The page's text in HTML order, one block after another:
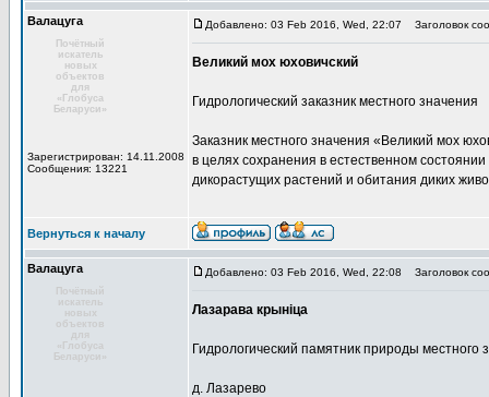
Валацуга
Почётный
искатель
новых
объектов
для
«Глобуса
Беларуси»
Зарегистрирован: 14.11.2008
Сообщения: 13221
Добавлено: 03 Feb 2016, Wed, 22:07 Заголовок
Великий мох юховичский
Гидрологический заказник местного значения
Заказник местного значения «Великий мох
в целях сохранения в естественном
дикорастущих растений и обитания диких
Вернуться к началу
Валацуга
Почётный
искатель
новых
объектов
для
«Глобуса
Беларуси»
Добавлено: 03 Feb 2016, Wed, 22:08 Заголовок
Лазарава крыніца
Гидрологический памятник природы местного
д. Лазарево